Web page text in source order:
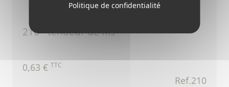
Politique de confidentialité
210 - tendeur de fils
0,63 € TTC
Ref.210